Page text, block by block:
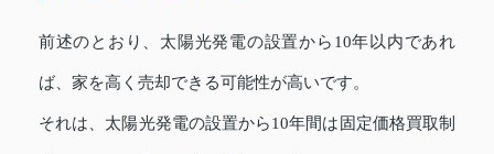
前述のとおり、太陽光発電の設置から10年以内であれ
ば、家を高く売却できる可能性が高いです。
それは、太陽光発電の設置から10年間は固定価格買取制